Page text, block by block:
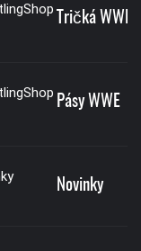
Tričká WWE
Pásy WWE
Novinky